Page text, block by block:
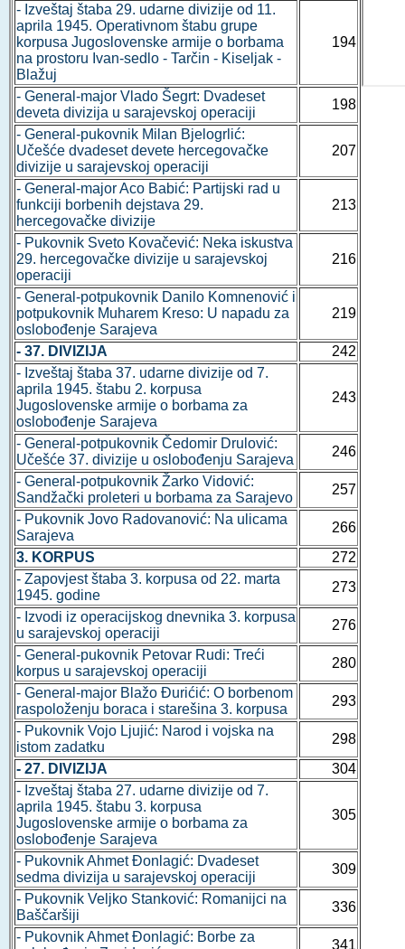
- Izveštaj štaba 29. udarne divizije od 11.
aprila 1945. Operativnom štabu grupe
korpusa Jugoslovenske armije o borbama
na prostoru Ivan-sedlo - Tarčin - Kiseljak -
Blažuj
194
- General-major Vlado Šegrt: Dvadeset
deveta divizija u sarajevskoj operaciji
198
- General-pukovnik Milan Bjelogrlić:
Učešće dvadeset devete hercegovačke
divizije u sarajevskoj operaciji
207
- General-major Aco Babić: Partijski rad u
funkciji borbenih dejstava 29.
hercegovačke divizije
213
- Pukovnik Sveto Kovačević: Neka iskustva
29. hercegovačke divizije u sarajevskoj
operaciji
216
- General-potpukovnik Danilo Komnenović i
potpukovnik Muharem Kreso: U napadu za
oslobođenje Sarajeva
219
- 37. DIVIZIJA
242
- Izveštaj štaba 37. udarne divizije od 7.
aprila 1945. štabu 2. korpusa
Jugoslovenske armije o borbama za
oslobođenje Sarajeva
243
- General-potpukovnik Čedomir Drulović:
Učešće 37. divizije u oslobođenju Sarajeva
246
- General-potpukovnik Žarko Vidović:
Sandžački proleteri u borbama za Sarajevo
257
- Pukovnik Jovo Radovanović: Na ulicama
Sarajeva
266
3. KORPUS
272
- Zapovjest štaba 3. korpusa od 22. marta
1945. godine
273
- Izvodi iz operacijskog dnevnika 3. korpusa
u sarajevskoj operaciji
276
- General-pukovnik Petovar Rudi: Treći
korpus u sarajevskoj operaciji
280
- General-major Blažo Đurićić: O borbenom
raspoloženju boraca i starešina 3. korpusa
293
- Pukovnik Vojo Ljujić: Narod i vojska na
istom zadatku
298
- 27. DIVIZIJA
304
- Izveštaj štaba 27. udarne divizije od 7.
aprila 1945. štabu 3. korpusa
Jugoslovenske armije o borbama za
oslobođenje Sarajeva
305
- Pukovnik Ahmet Đonlagić: Dvadeset
sedma divizija u sarajevskoj operaciji
309
- Pukovnik Veljko Stanković: Romanijci na
Baščaršiji
336
- Pukovnik Ahmet Đonlagić: Borbe za
341